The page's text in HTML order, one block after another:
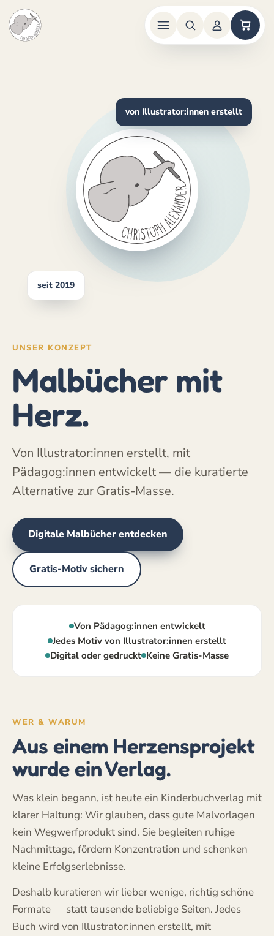
UNSER KONZEPT
Malbücher mit
Herz.
Von Illustrator:innen erstellt, mit
Pädagog:innen entwickelt — die kuratierte
Alternative zur Gratis-Masse.
Digitale Malbücher entdecken
Gratis-Motiv sichern
seit 2019
von Illustrator:innen erstellt
Von Pädagog:innen entwickelt
Jedes Motiv von Illustrator:innen erstellt
Digital oder gedruckt Keine Gratis-Masse
WER & WARUM
Aus einem Herzensprojekt
wurde ein Verlag.
Was klein begann, ist heute ein Kinderbuchverlag mit
klarer Haltung: Wir glauben, dass gute Malvorlagen
kein Wegwerfprodukt sind. Sie begleiten ruhige
Nachmittage, fördern Konzentration und schenken
kleine Erfolgserlebnisse.
Deshalb kuratieren wir lieber wenige, richtig schöne
Formate — statt tausende beliebige Seiten. Jedes
Buch wird von Illustrator:innen erstellt, mit